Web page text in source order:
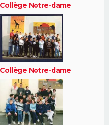
Collège Notre-dame
Collège Notre-dame